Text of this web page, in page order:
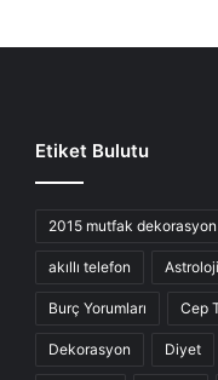
Etiket Bulutu
2015 mutfak
akıllı telefon Astroloji
Burç Yorumları Cep
Dekorasyon Diyet